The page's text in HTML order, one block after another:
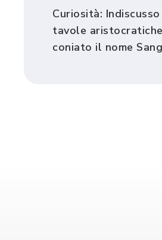
Curiosità:
tavole
coniato il nome